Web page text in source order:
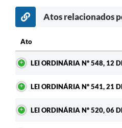
Atos relacionados
Ato
LEI ORDINÁRIA Nº 548, 12
LEI ORDINÁRIA Nº 541, 21
LEI ORDINÁRIA Nº 520, 06